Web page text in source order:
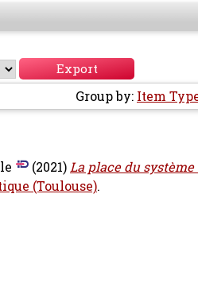
Group by: Item
(2021)La place du
(Toulouse).